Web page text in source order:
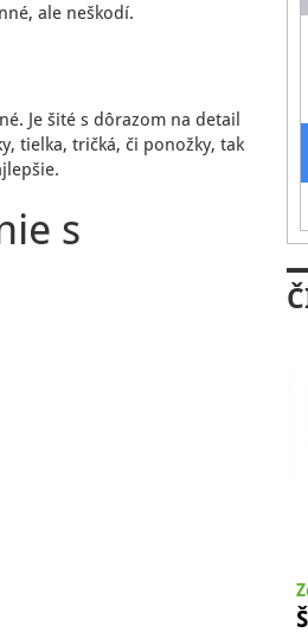
ale neškodí.
Je šité s dôrazom na detail
tielka, tričká, či ponožky, tak
s